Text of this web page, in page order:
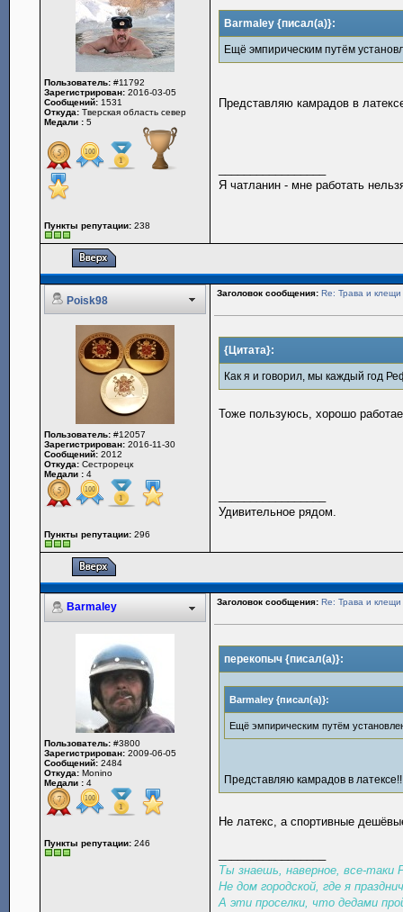
Пользователь: #11792
Зарегистрирован: 2016-03-05
Сообщений: 1531
Откуда: Тверская область север
Медали : 5
Пункты репутации: 238
Barmaley {писал(а)}:
Ещё эмпирическим путём
Представляю камрадов в
Я чатланин - мне работать
Poisk98
Заголовок сообщения: Re: Трава и клещи
Пользователь: #12057
Зарегистрирован: 2016-11-30
Сообщений: 2012
Откуда: Сестрорецк
Медали : 4
Пункты репутации: 296
{Цитата}:
Как я и говорил, мы каждый год
Тоже пользуюсь, хорошо
Удивительное рядом.
Barmaley Заголовок сообщения: Re: Трава и клещи
Пользователь: #3800
Зарегистрирован: 2009-06-05
Сообщений: 2484
Откуда: Monino
Медали : 4
Пункты репутации: 246
перекопыч {писал(а)}:
Barmaley {писал(а)}:
Ещё эмпирическим путём
Представляю камрадов в
Не латекс, а спортивные
Ты знаешь, наверное, все-таки
Не дом городской, где я
А эти проселки, что дедами